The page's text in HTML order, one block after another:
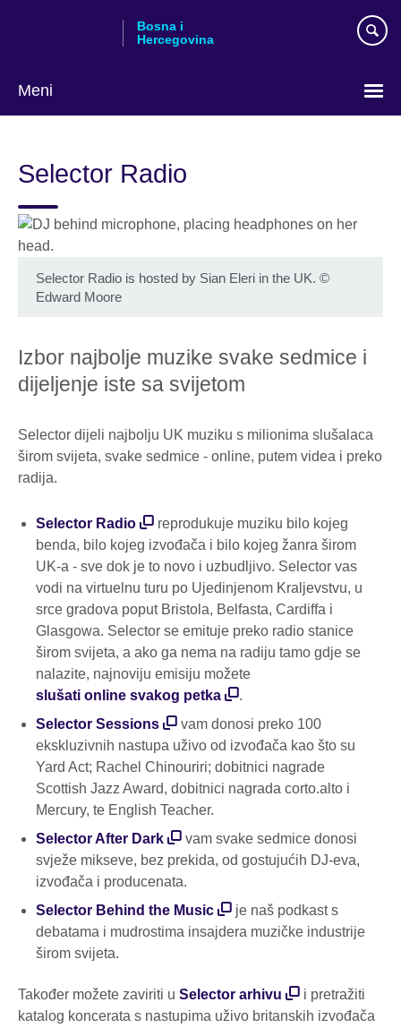
Bosna i
Hercegovina
Meni
language
Selector Radio
Selector Radio is hosted by Sian Eleri in the UK. ©
Edward Moore
Izbor najbolje muzike svake sedmice i
dijeljenje iste sa svijetom
Selector dijeli najbolju UK muziku s milionima slušalaca
širom svijeta, svake sedmice - online, putem videa i preko
radija.
Selector Radio
reprodukuje muziku bilo kojeg
benda, bilo kojeg izvođača i bilo kojeg žanra širom
UK-a - sve dok je to novo i uzbudljivo. Selector vas
vodi na virtuelnu turu po Ujedinjenom Kraljevstvu, u
srce gradova poput Bristola, Belfasta, Cardiffa i
Glasgowa. Selector se emituje preko radio stanice
širom svijeta, a ako ga nema na radiju tamo gdje se
nalazite, najnoviju emisiju možete
slušati online svakog petka
.
Selector Sessions
vam donosi preko 100
ekskluzivnih nastupa uživo od izvođača kao što su
Yard Act; Rachel Chinouriri; dobitnici nagrade
Scottish Jazz Award, dobitnici nagrada corto.alto i
Mercury, te English Teacher.
Selector After Dark
vam svake sedmice donosi
svježe mikseve, bez prekida, od gostujućih DJ-eva,
izvođača i producenata.
Selector Behind the Music
je naš podkast s
debatama i mudrostima insajdera muzičke industrije
širom svijeta.
Također možete zaviriti u Selector arhivu
i pretražiti
katalog koncerata s nastupima uživo britanskih izvođača